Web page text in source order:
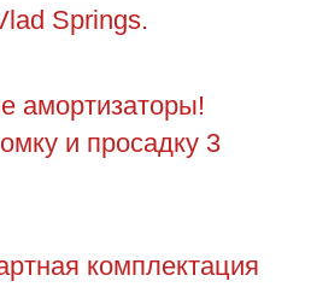
Springs.
амортизаторы!
и просадку 3
комплектация